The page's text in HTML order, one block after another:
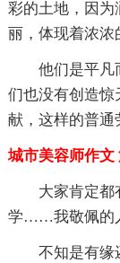
彩的土地，因为
丽，体现着浓浓
他们是平凡而
们也没有创造惊
献，这样的普通
城市美容师作文
大家肯定都有
学……我敬佩的
不知是有缘还